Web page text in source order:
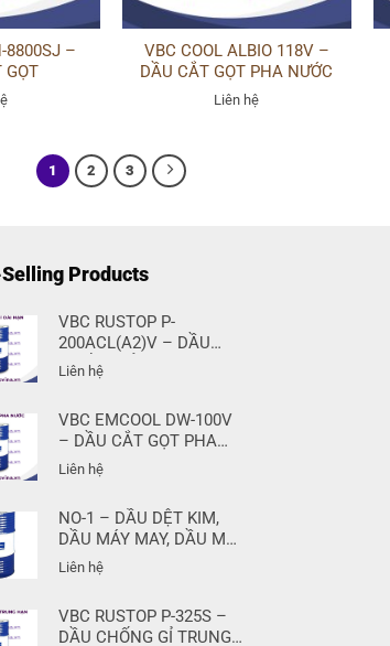
8800SJ –
GỌT
VBC COOL ALBIO 118V –
DẦU CẮT GỌT PHA NƯỚC
Liên hệ
1 2 3
Products
VBC RUSTOP P-
200ACL(A2)V – DẦU
CHỐNG GỈ DÀI HẠN
Liên hệ
VBC EMCOOL DW-100V
– DẦU CẮT GỌT PHA
NƯỚC
Liên hệ
NO-1 – DẦU DỆT KIM,
DẦU MÁY MAY, DẦU MÁY
KHÂU
Liên hệ
VBC RUSTOP P-325S –
DẦU CHỐNG GỈ TRUNG